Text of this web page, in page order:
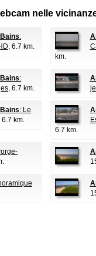
nelle
:
, 6.7 km.
km.
:
, 6.7 km.
: Le
6.7 km.
6.7 km.